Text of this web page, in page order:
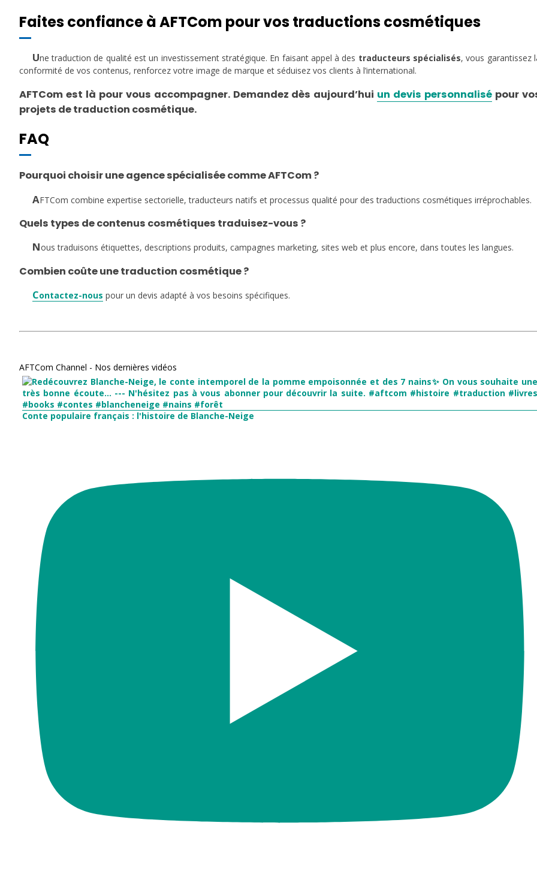
Faites confiance à AFTCom pour vos traductions cosmétiques
Une traduction de qualité est un investissement stratégique. En faisant appel à des traducteurs spécialisés, vous garantissez
conformité de vos contenus, renforcez votre image de marque et séduisez vos clients à l’international.
AFTCom est là pour vous accompagner. Demandez dès aujourd’hui un devis personnalisé pour
projets de traduction cosmétique.
FAQ
Pourquoi choisir une agence spécialisée comme AFTCom ?
AFTCom combine expertise sectorielle, traducteurs natifs et processus qualité pour des traductions cosmétiques irréprochables.
Quels types de contenus cosmétiques traduisez-vous ?
Nous traduisons étiquettes, descriptions produits, campagnes marketing, sites web et plus encore, dans toutes les langues.
Combien coûte une traduction cosmétique ?
Contactez-nous pour un devis adapté à vos besoins spécifiques.
AFTCom Channel - Nos dernières vidéos
Conte populaire français : l'histoire de Blanche-Neige